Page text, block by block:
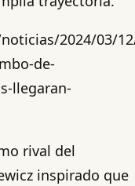
2024/03/
de-
llegaran-
rival del
inspirado que